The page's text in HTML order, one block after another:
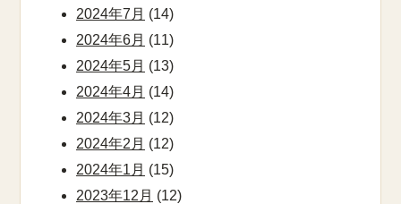
2024年7月 (14)
2024年6月 (11)
2024年5月 (13)
2024年4月 (14)
2024年3月 (12)
2024年2月 (12)
2024年1月 (15)
2023年12月 (12)